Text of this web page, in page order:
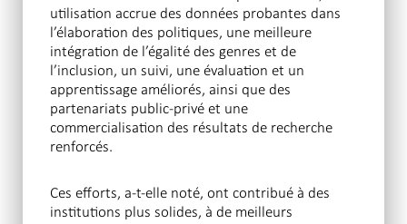
utilisation accrue des données probantes dans
l’élaboration des politiques, une meilleure
intégration de l’égalité des genres et de
l’inclusion, un suivi, une évaluation et un
apprentissage améliorés, ainsi que des
partenariats public-privé et une
commercialisation des résultats de recherche
renforcés.
Ces efforts, a-t-elle noté, ont contribué à des
institutions plus solides, à de meilleurs